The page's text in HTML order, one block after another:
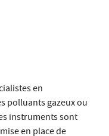
en
polluants gazeux ou
instruments sont
en place de